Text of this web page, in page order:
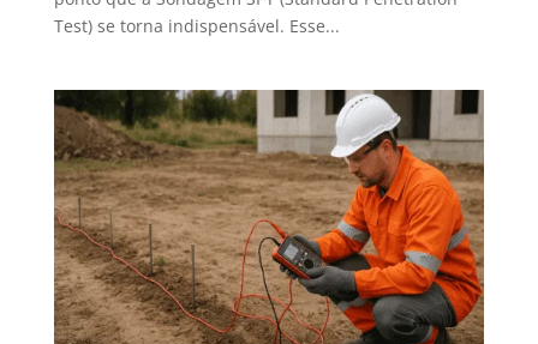
Test) se torna indispensável. Esse...